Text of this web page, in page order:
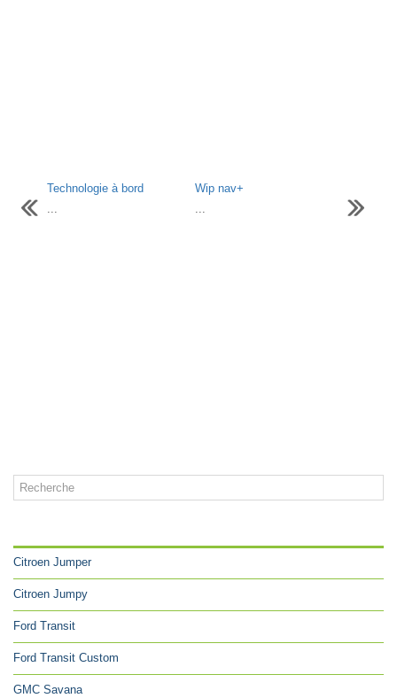
Technologie à bord
...
Wip nav+
...
Citroen Jumper
Citroen Jumpy
Ford Transit
Ford Transit Custom
GMC Savana